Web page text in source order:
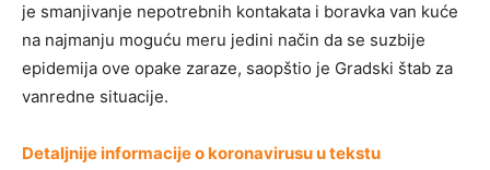
je smanjivanje nepotrebnih kontakata i boravka van kuće
na najmanju moguću meru jedini način da se suzbije
epidemija ove opake zaraze, saopštio je Gradski štab za
vanredne situacije.
Detaljnije informacije o koronavirusu u tekstu